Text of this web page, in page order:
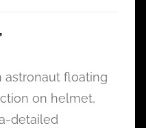
astronaut floating
on helmet,
detailed